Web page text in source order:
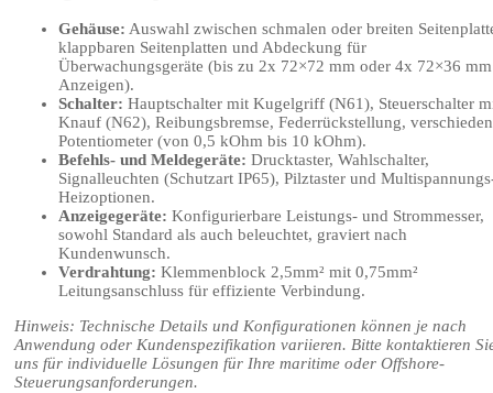
Gehäuse: Auswahl zwischen schmalen oder breiten
klappbaren Seitenplatten und Abdeckung für
Überwachungsgeräte (bis zu 2x 72×72 mm oder 4x 72×36 mm
Anzeigen).
Schalter: Hauptschalter mit Kugelgriff (N61), Steuerschalter
Knauf (N62), Reibungsbremse, Federrückstellung,
Potentiometer (von 0,5 kOhm bis 10 kOhm).
Befehls- und Meldegeräte: Drucktaster, Wahlschalter,
Signalleuchten (Schutzart IP65), Pilztaster und
Heizoptionen.
Anzeigegeräte: Konfigurierbare Leistungs- und Strommesser,
sowohl Standard als auch beleuchtet, graviert nach
Kundenwunsch.
Verdrahtung: Klemmenblock 2,5mm² mit 0,75mm²
Leitungsanschluss für effiziente Verbindung.
Hinweis: Technische Details und Konfigurationen können je nach
Anwendung oder Kundenspezifikation variieren. Bitte kontaktieren
uns für individuelle Lösungen für Ihre maritime oder Offshore-
Steuerungsanforderungen.